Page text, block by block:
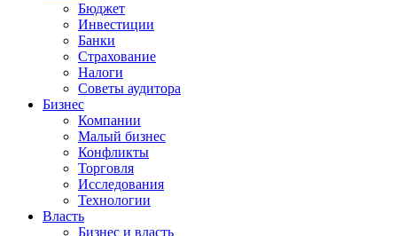
Бюджет
Инвестиции
Банки
Страхование
Налоги
Советы аудитора
Бизнес
Компании
Малый бизнес
Конфликты
Торговля
Исследования
Технологии
Власть
Бизнес и власть